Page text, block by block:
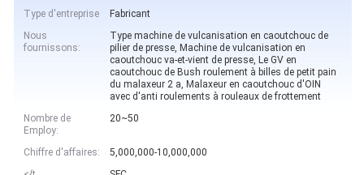
Type d'entreprise
Fabricant
Nous
fournissons:
Type machine de vulcanisation en caoutchouc de
pilier de presse, Machine de vulcanisation en
caoutchouc va-et-vient de presse, Le GV en
caoutchouc de Bush roulement à billes de petit pain
du malaxeur 2 a, Malaxeur en caoutchouc d'OIN
avec d'anti roulements à rouleaux de frottement
Nombre de
Employ:
20~50
Chiffre d'affaires:
5,000,000-10,000,000